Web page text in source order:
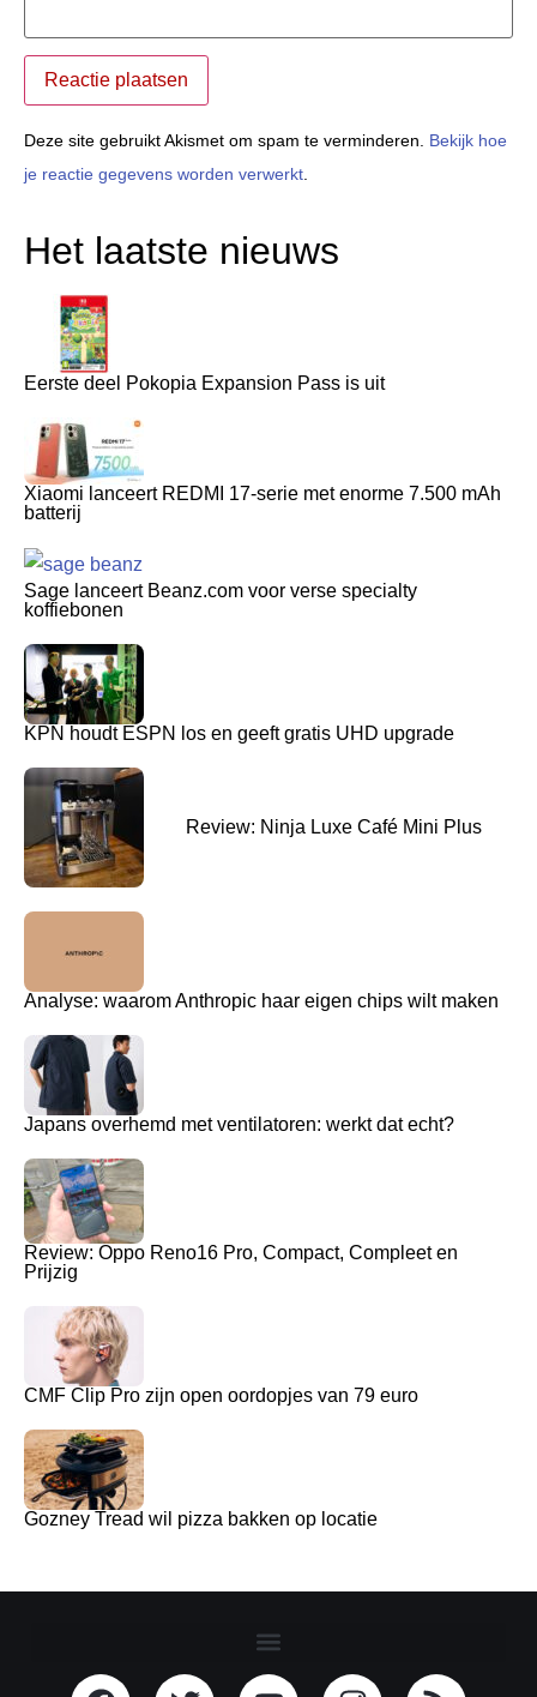
Deze site gebruikt Akismet om spam te verminderen. Bekijk hoe
je reactie gegevens worden verwerkt
Het laatste nieuws
Eerste deel Pokopia Expansion Pass is uit
Xiaomi lanceert REDMI 17-serie met enorme 7.500 mAh
batterij
Sage lanceert Beanz.com voor verse specialty
koffiebonen
KPN houdt ESPN los en geeft gratis UHD upgrade
Review: Ninja Luxe Café Mini Plus
Analyse: waarom Anthropic haar eigen chips wilt maken
Japans overhemd met ventilatoren: werkt dat echt?
Review: Oppo Reno16 Pro, Compact, Compleet en
Prijzig
CMF Clip Pro zijn open oordopjes van 79 euro
Gozney Tread wil pizza bakken op locatie